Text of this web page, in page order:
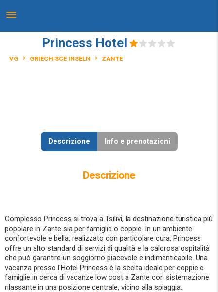
Princess Hotel
VG GRIECHISCE INSELN ZANTE
Descrizione Info e prenotazioni
Descrizione
Complesso Princess si trova a Tsilivi, la destinazione turistica più
popolare in Zante sia per famiglie o coppie. In un ambiente
confortevole e bella, realizzato con particolare cura, Princess
offre un alto standard di servizi di qualità e la calorosa ospitalità
che può garantire un soggiorno piacevole e indimenticabile. Una
vacanza presso l'Hotel Princess è la scelta ideale per coppie e
famiglie in cerca di vacanze low cost a Zante con sistemazione
rilassante in una posizione centrale, vicino alla spiaggia.